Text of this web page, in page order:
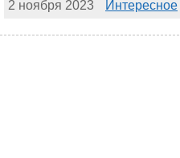
2 ноября 2023 Интересное